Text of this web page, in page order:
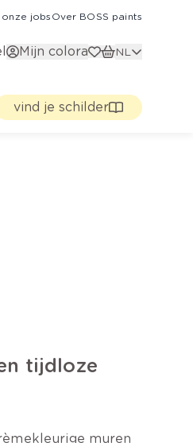
jobs Over BOSS paints
Mijn colora NL
vind je schilder
tijdloze
muren